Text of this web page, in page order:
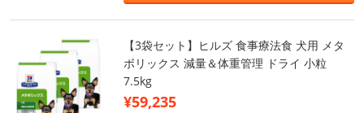
【3袋セット】ヒルズ 食事療法食 犬用 メタ
ボリックス 減量＆体重管理 ドライ 小粒
7.5kg
¥59,235